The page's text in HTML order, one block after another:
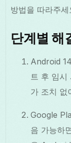
방법을 따라주세
단계별 해
Android
트 후 임시
가 조치 없
Google
음 가능하